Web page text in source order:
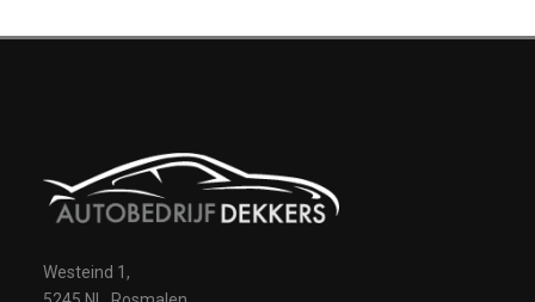
Westeind 1,